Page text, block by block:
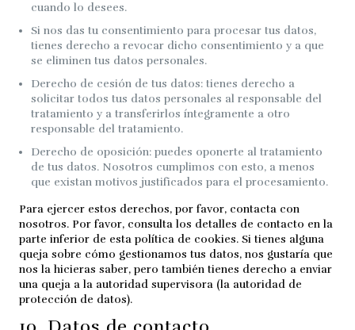
cuando lo desees.
Si nos das tu consentimiento para procesar tus datos,
tienes derecho a revocar dicho consentimiento y a que
se eliminen tus datos personales.
Derecho de cesión de tus datos: tienes derecho a
solicitar todos tus datos personales al responsable del
tratamiento y a transferirlos íntegramente a otro
responsable del tratamiento.
Derecho de oposición: puedes oponerte al tratamiento
de tus datos. Nosotros cumplimos con esto, a menos
que existan motivos justificados para el procesamiento.
Para ejercer estos derechos, por favor, contacta con
nosotros. Por favor, consulta los detalles de contacto en la
parte inferior de esta política de cookies. Si tienes alguna
queja sobre cómo gestionamos tus datos, nos gustaría que
nos la hicieras saber, pero también tienes derecho a enviar
una queja a la autoridad supervisora (la autoridad de
protección de datos).